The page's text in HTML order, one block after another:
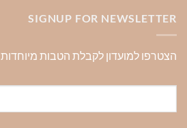
SIGNUP FOR NEWSLETTER
הצטרפו למועדון לקבלת הטבות מיוחדות